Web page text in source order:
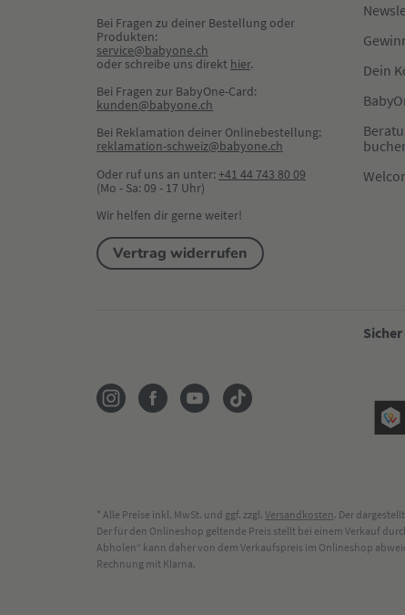
Bei Fragen zu deiner Bestellung oder
Produkten:
service@babyone.ch
oder schreibe uns direkt hier.
Bei Fragen zur BabyOne-Card:
kunden@babyone.ch
Bei Reklamation deiner Onlinebestellung:
reklamation-schweiz@babyone.ch
Oder ruf uns an unter:+41 44 743 80 09
(Mo - Sa: 09 - 17 Uhr)
Wir helfen dir gerne weiter!
Vertrag widerrufen
Dein
* Alle Preise inkl. MwSt. und ggf. zzgl. Versandkosten. Der
Der für den Onlineshop geltende Preis stellt bei einem Verkauf
Abholen“ kann daher von dem Verkaufspreis im Onlineshop
Rechnung mit Klarna.